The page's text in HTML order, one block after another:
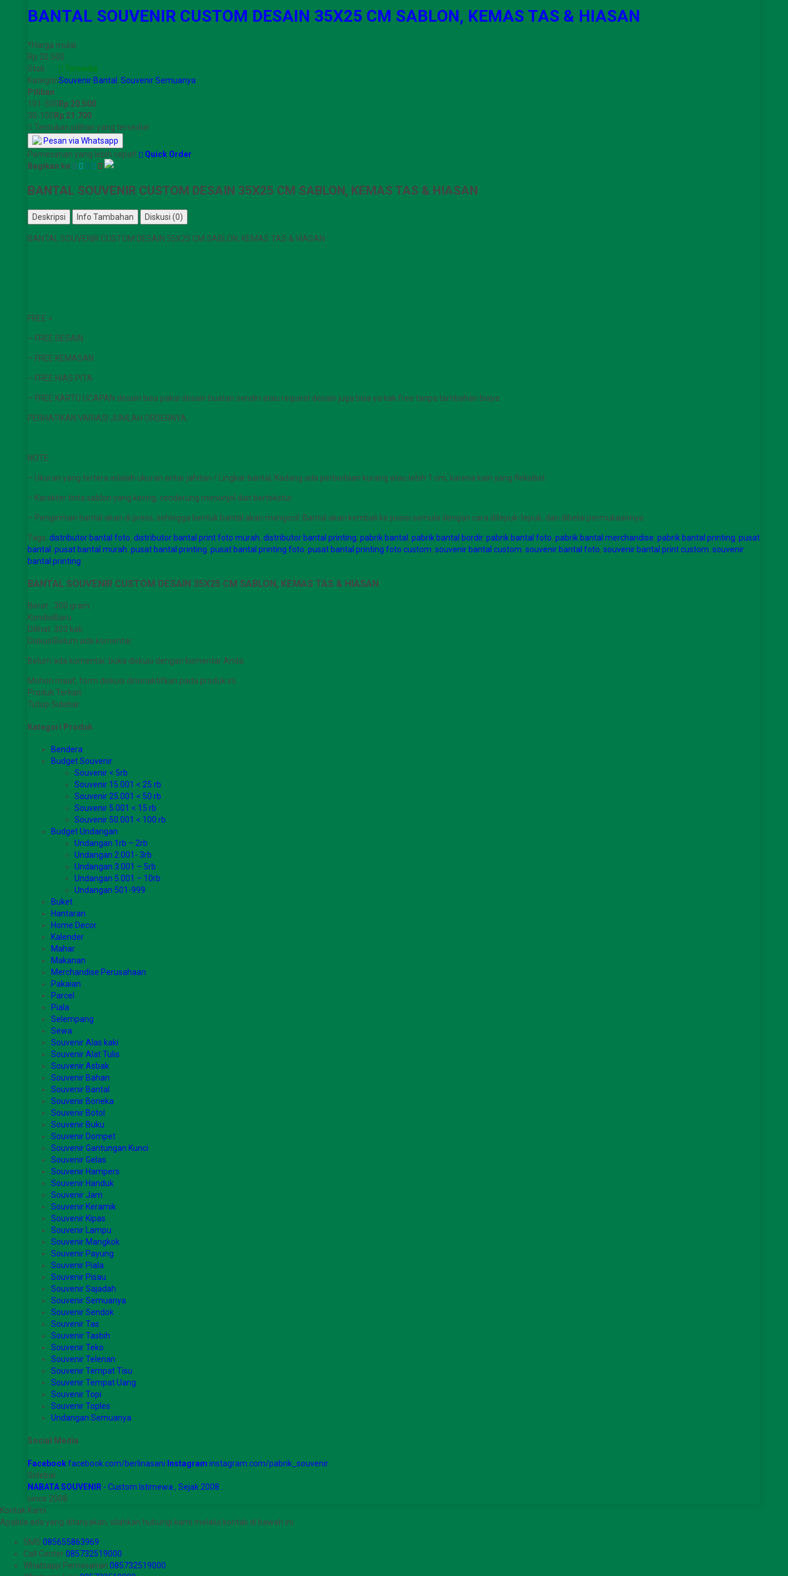
BANTAL SOUVENIR CUSTOM DESAIN 35X25 CM SABLON, KEMAS TAS & HIASAN
*Harga mulai
Rp 20.500
Stok
Tersedia
KategoriSouvenir Bantal, Souvenir Semuanya
Pilihan
101-500Rp 20.500
30-100Rp 21.700
Tentukan pilihan yang tersedia!
Pesan via Whatsapp
Pemesanan yang lebih cepat!
Quick Order
Bagikan ke
BANTAL SOUVENIR CUSTOM DESAIN 35X25 CM SABLON, KEMAS TAS & HIASAN
Deskripsi Info Tambahan Diskusi (0)
BANTAL SOUVENIR CUSTOM DESAIN 35X25 CM SABLON, KEMAS TAS & HIASAN
FREE =
– FREE DESAIN
– FREE KEMASAN
– FREE HIAS PITA
– FREE KARTU UCAPAN desain bisa pakai desain buatan sendiri atau request desain juga bisa ya kak free tanpa tambahan biaya
PERHATIKAN VARIASI JUMLAH ORDERNYA.
NOTE :
– Ukuran yang tertera adalah ukuran antar jahitan / Lingkar bantal, Kadang ada perbedaan kurang atau lebih 1 cm, karena kain yang fleksibel.
– Karakter tinta sablon yang kering, cenderung menonjol dan bertekstur.
– Pengiriman bantal akan di press, sehingga bentuk bantal akan mengecil. Bantal akan kembali ke posisi semula dengan cara ditepuk-tepuk, dan dibelai permukaannya.
Tags: distributor bantal foto, distributor bantal print foto murah, distributor bantal printing, pabrik bantal , pabrik bantal bordir, pabrik bantal foto, pabrik bantal merchandise, pabrik bantal printing, pusat
bantal , pusat bantal murah, pusat bantal printing, pusat bantal printing foto, pusat bantal printing foto custom, souvenir bantal custom, souvenir bantal foto, souvenir bantal print custom, souvenir
bantal printing
BANTAL SOUVENIR CUSTOM DESAIN 35X25 CM SABLON, KEMAS TAS & HIASAN
Berat
300 gram
KondisiBaru
Dilihat 303 kali
Diskusi Belum ada komentar
Belum ada komentar, buka diskusi dengan komentar Anda.
Mohon maaf, form diskusi dinonaktifkan pada produk ini.
Produk Terkait
Tutup Sidebar
Kategori Produk
Bendera
Budget Souvenir
Souvenir < 5rb
Souvenir 15.001 < 25 rb
Souvenir 25.001 < 50 rb
Souvenir 5.001 < 15 rb
Souvenir 50.001 < 100 rb
Budget Undangan
Undangan 1rb – 2rb
Undangan 2.001- 3rb
Undangan 3.001 – 5rb
Undangan 5.001 – 10rb
Undangan 501-999
Buket
Hantaran
Home Decor
Kalender
Mahar
Makanan
Merchandise Perusahaan
Pakaian
Parcel
Piala
Selempang
Sewa
Souvenir Alas kaki
Souvenir Alat Tulis
Souvenir Asbak
Souvenir Bahan
Souvenir Bantal
Souvenir Boneka
Souvenir Botol
Souvenir Buku
Souvenir Dompet
Souvenir Gantungan Kunci
Souvenir Gelas
Souvenir Hampers
Souvenir Handuk
Souvenir Jam
Souvenir Keramik
Souvenir Kipas
Souvenir Lampu
Souvenir Mangkok
Souvenir Payung
Souvenir Piala
Souvenir Pisau
Souvenir Sajadah
Souvenir Semuanya
Souvenir Sendok
Souvenir Tas
Souvenir Tasbih
Souvenir Teko
Souvenir Telenan
Souvenir Tempat Tisu
Souvenir Tempat Uang
Souvenir Topi
Souvenir Toples
Undangan Semuanya
Social Media
Facebookfacebook.com/berlinasani Instagram instagram.com/pabrik_souvenir
Sidebar
NABATA SOUVENIR - Custom Istimewa , Sejak 2008 .
since 2008
Kontak Kami
Apabila ada yang ditanyakan, silahkan hubungi kami melalui kontak di bawah ini.
SMS 085655863969
Call Center085732519000
Whatsapp Pemesanan 085732519000